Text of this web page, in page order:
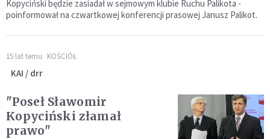
Kopyciński będzie zasiadał w sejmowym klubie Ruchu Palikota -
poinformował na czwartkowej konferencji prasowej Janusz Palikot.
15 lat temu KOŚCIÓŁ
KAI / drr
"Poseł Sławomir
Kopyciński złamał
prawo"